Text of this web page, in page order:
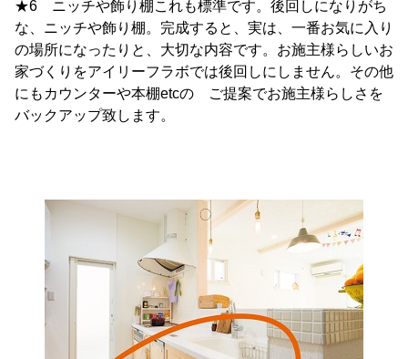
★6 ニッチや飾り棚これも標準です。後回しになりがち
な、ニッチや飾り棚。完成すると、実は、一番お気に入り
の場所になったりと、大切な内容です。お施主様らしいお
家づくりをアイリーフラボでは後回しにしません。その他
にもカウンターや本棚etcの ご提案でお施主様らしさを
バックアップ致します。